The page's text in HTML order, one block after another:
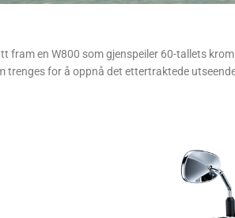
fram en W800 som gjenspeiler 60-tallets
trenges for å oppnå det ettertraktede